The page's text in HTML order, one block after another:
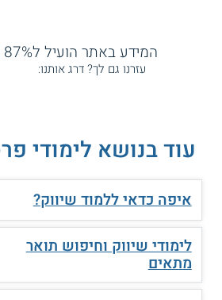
המידע באתר הועיל ל87% מהגולשים.
עזרנו גם לך? דרג אותנו:
עוד בנושא לימודי
איפה כדאי ללמוד שיווק?
לימודי שיווק וחיפוש תואר
מתאים